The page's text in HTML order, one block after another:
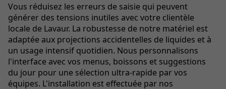
Vous réduisez les erreurs de saisie qui peuvent
générer des tensions inutiles avec votre clientèle
locale de Lavaur. La robustesse de notre matériel est
adaptée aux projections accidentelles de liquides et à
un usage intensif quotidien. Nous personnalisons
l'interface avec vos menus, boissons et suggestions
du jour pour une sélection ultra-rapide par vos
équipes. L'installation est effectuée par nos